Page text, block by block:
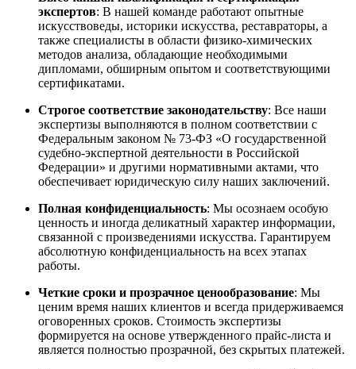
экспертов: В нашей команде работают опытные
искусствоведы, историки искусства, реставраторы, а
также специалисты в области физико-химических
методов анализа, обладающие необходимыми
дипломами, обширным опытом и соответствующими
сертификатами.
Строгое соответствие законодательству: Все наши
экспертизы выполняются в полном соответствии с
Федеральным законом № 73-ФЗ «О государственной
судебно-экспертной деятельности в Российской
Федерации» и другими нормативными актами, что
обеспечивает юридическую силу наших заключений.
Полная конфиденциальность: Мы осознаем особую
ценность и иногда деликатный характер информации,
связанной с произведениями искусства. Гарантируем
абсолютную конфиденциальность на всех этапах
работы.
Четкие сроки и прозрачное ценообразование: Мы
ценим время наших клиентов и всегда придерживаемся
оговоренных сроков. Стоимость экспертизы
формируется на основе утвержденного прайс-листа и
является полностью прозрачной, без скрытых платежей.